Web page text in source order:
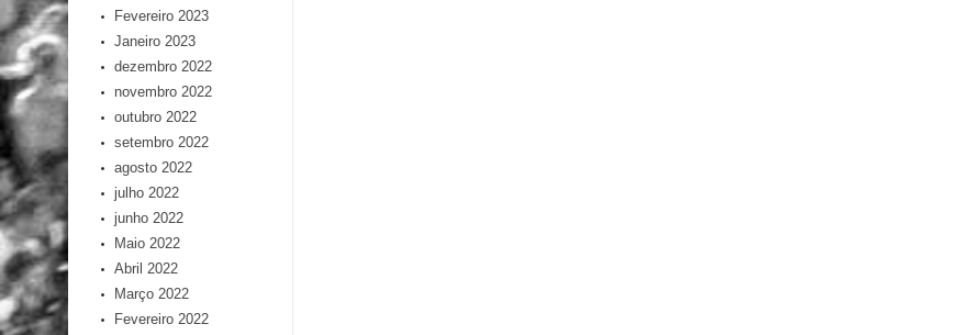
Fevereiro 2023
Janeiro 2023
dezembro 2022
novembro 2022
outubro 2022
setembro 2022
agosto 2022
julho 2022
junho 2022
Maio 2022
Abril 2022
Março 2022
Fevereiro 2022